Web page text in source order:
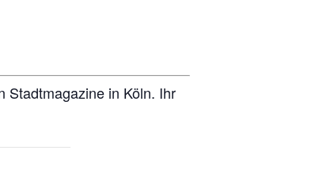
Stadtmagazine in Köln. Ihr